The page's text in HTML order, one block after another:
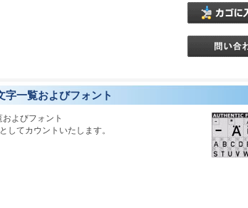
字一覧およびフォント
よびフォント
してカウントいたします。